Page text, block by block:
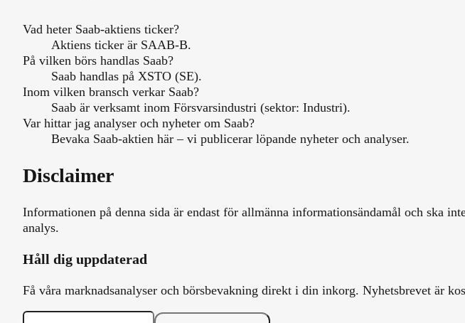
Vad heter Saab-aktiens ticker?
Aktiens ticker är SAAB-B.
På vilken börs handlas Saab?
Saab handlas på XSTO (SE).
Inom vilken bransch verkar Saab?
Saab är verksamt inom Försvarsindustri (sektor: Industri).
Var hittar jag analyser och nyheter om Saab?
Bevaka Saab-aktien här – vi publicerar löpande nyheter och analyser.
Disclaimer
Informationen på denna sida är endast för allmänna informationsändamål och ska
analys.
Håll dig uppdaterad
Få våra marknadsanalyser och börsbevakning direkt i din inkorg. Nyhetsbrevet är